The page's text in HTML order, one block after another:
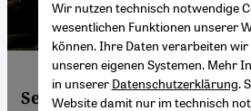
Seit der Revolution vom 25.
Wir nutzen technisch notwendige
wesentlichen Funktionen unserer
können. Ihre Daten verarbeiten
unseren eigenen Systemen. Mehr
in unserer Datenschutzerklärung.
Website damit nur im technisch